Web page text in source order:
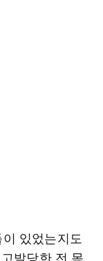
있었는지도
발당한 전 목